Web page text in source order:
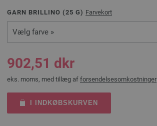
GARN BRILLINO (25 G) Farvekort
Vælg farve »
902,51 dkr
eks. moms, med tillæg af forsendelsesomkostninger
I INDKØBSKURVEN